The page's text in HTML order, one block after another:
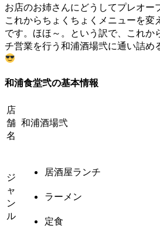
お店のお姉さんにどうしてプレオー
これからちょくちょくメニューを変
です。ほほ～。という訳で、これか
チ営業を行う和浦酒場弐に通い詰め
和浦食堂弐の基本情報
店
舗
名
和浦酒場弐
ジ
ャ
ン
ル
居酒屋ランチ
ラーメン
定食